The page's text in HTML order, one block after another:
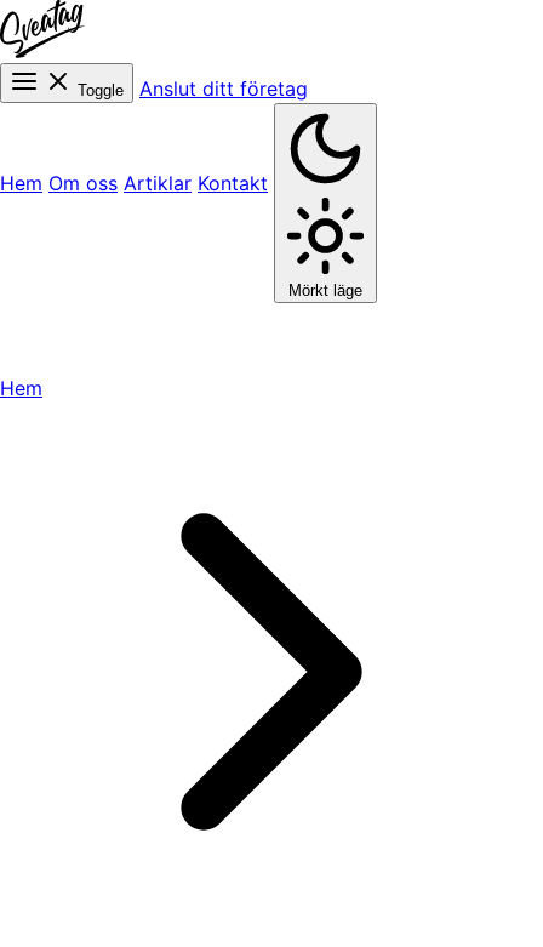
Toggle Anslut ditt företag
Hem Om oss Artiklar Kontakt
Mörkt läge
Hem